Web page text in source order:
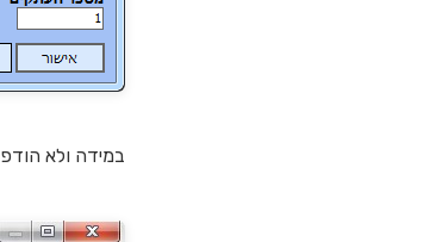
במידה ולא